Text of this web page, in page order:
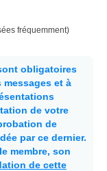
fréquemment)
obligatoires
et à
de votre
de
par ce dernier.
membre, son
de cette